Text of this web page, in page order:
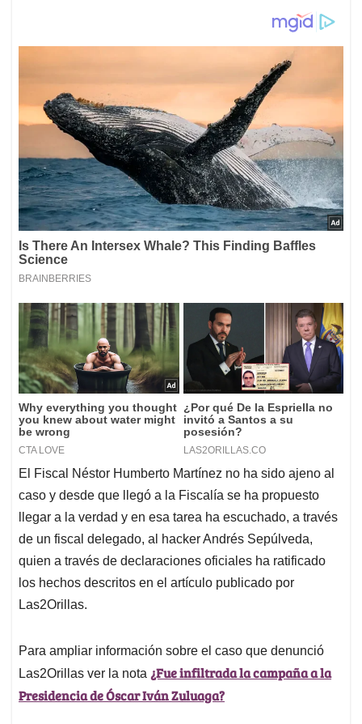
El Fiscal Néstor Humberto Martínez no ha sido ajeno al
caso y desde que llegó a la Fiscalía se ha propuesto
llegar a la verdad y en esa tarea ha escuchado, a través
de un fiscal delegado, al hacker Andrés Sepúlveda,
quien a través de declaraciones oficiales ha ratificado
los hechos descritos en el artículo publicado por
Las2Orillas.
Para ampliar información sobre el caso que denunció
Las2Orillas ver la nota ¿Fue infiltrada la campaña a la
Presidencia de Óscar Iván Zuluaga?